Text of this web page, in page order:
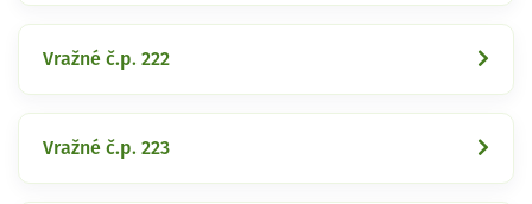
Vražné č.p. 222
Vražné č.p. 223